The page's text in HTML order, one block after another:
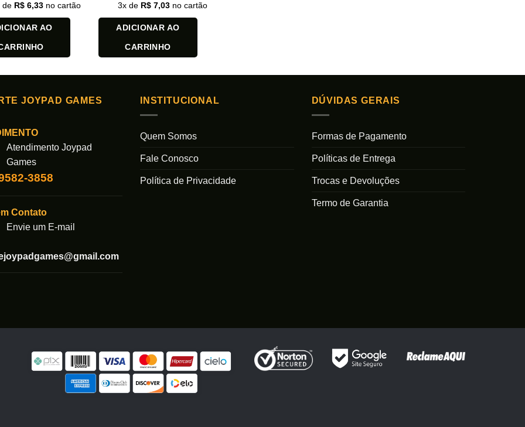
de R$6,33no cartão
AO
3x de R$ 7,03 no cartão
ADICIONAR AO
CARRINHO
JOYPAD GAMES
Atendimento Joypad
Games
3858
Contato
Envie um E-mail
INSTITUCIONAL
Quem Somos
Fale Conosco
Política de Privacidade
DÚVIDAS GERAIS
Formas de Pagamento
Políticas de Entrega
Trocas e Devoluções
Termo de Garantia